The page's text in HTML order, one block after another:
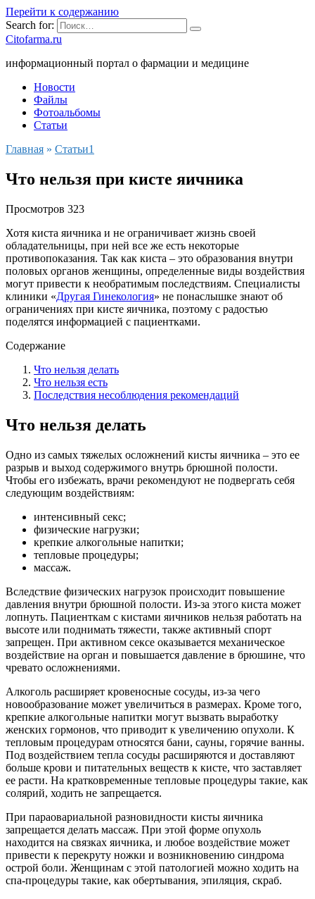
Перейти к содержанию
Search for:
Citofarma.ru
информационный портал о фармации и медицине
Новости
Файлы
Фотоальбомы
Статьи
Главная » Cтатьи1
Что нельзя при кисте яичника
Просмотров 323
Хотя киста яичника и не ограничивает жизнь своей
обладательницы, при ней все же есть некоторые
противопоказания. Так как киста – это образования внутри
половых органов женщины, определенные виды воздействия
могут привести к необратимым последствиям. Специалисты
клиники «Другая Гинекология» не понаслышке знают об
ограничениях при кисте яичника, поэтому с радостью
поделятся информацией с пациентками.
Содержание
Что нельзя делать
Что нельзя есть
Последствия несоблюдения рекомендаций
Что нельзя делать
Одно из самых тяжелых осложнений кисты яичника – это ее
разрыв и выход содержимого внутрь брюшной полости.
Чтобы его избежать, врачи рекомендуют не подвергать себя
следующим воздействиям:
интенсивный секс;
физические нагрузки;
крепкие алкогольные напитки;
тепловые процедуры;
массаж.
Вследствие физических нагрузок происходит повышение
давления внутри брюшной полости. Из-за этого киста может
лопнуть. Пациенткам с кистами яичников нельзя работать на
высоте или поднимать тяжести, также активный спорт
запрещен. При активном сексе оказывается механическое
воздействие на орган и повышается давление в брюшине, что
чревато осложнениями.
Алкоголь расширяет кровеносные сосуды, из-за чего
новообразование может увеличиться в размерах. Кроме того,
крепкие алкогольные напитки могут вызвать выработку
женских гормонов, что приводит к увеличению опухоли. К
тепловым процедурам относятся бани, сауны, горячие ванны.
Под воздействием тепла сосуды расширяются и доставляют
больше крови и питательных веществ к кисте, что заставляет
ее расти. На кратковременные тепловые процедуры такие, как
солярий, ходить не запрещается.
При параовариальной разновидности кисты яичника
запрещается делать массаж. При этой форме опухоль
находится на связках яичника, и любое воздействие может
привести к перекруту ножки и возникновению синдрома
острой боли. Женщинам с этой патологией можно ходить на
спа-процедуры такие, как обертывания, эпиляция, скраб.